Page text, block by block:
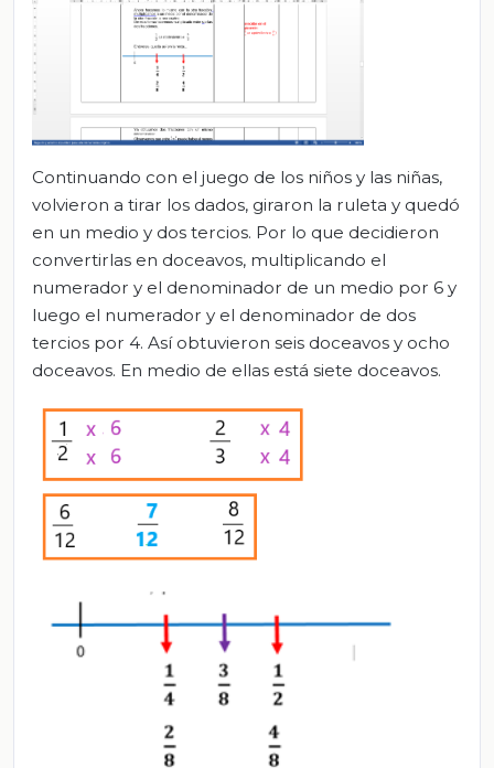
Continuando con el juego de los niños y las niñas,
volvieron a tirar los dados, giraron la ruleta y quedó
en un medio y dos tercios. Por lo que decidieron
convertirlas en doceavos, multiplicando el
numerador y el denominador de un medio por 6 y
luego el numerador y el denominador de dos
tercios por 4. Así obtuvieron seis doceavos y ocho
doceavos. En medio de ellas está siete doceavos.